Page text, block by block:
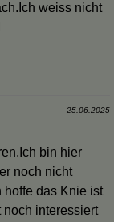
weiss nicht
25.06.2025
bin hier
noch nicht
hoffe das Knie ist
interessiert